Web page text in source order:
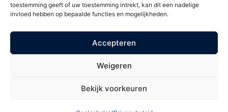
toestemming geeft of uw toestemming intrekt, kan dit een nadelige
invloed hebben op bepaalde functies en mogelijkheden.
Accepteren
Weigeren
Bekijk voorkeuren
onze mailing en ontvang €
5,- korting op uw volgende
behandeling.